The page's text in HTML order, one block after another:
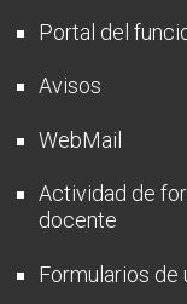
Portal del
Avisos
WebMail
Actividad de
docente
Formularios de